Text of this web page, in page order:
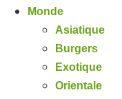
Monde
Asiatique
Burgers
Exotique
Orientale